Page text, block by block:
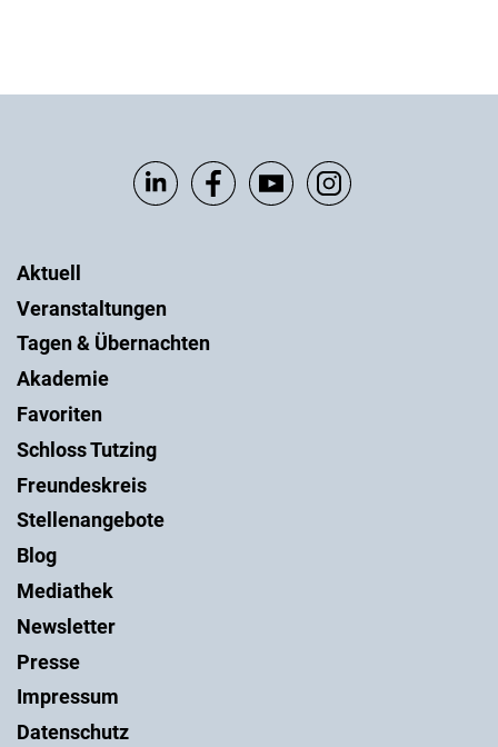
Aktuell
Veranstaltungen
Tagen & Übernachten
Akademie
Favoriten
Schloss Tutzing
Freundeskreis
Stellenangebote
Blog
Mediathek
Newsletter
Presse
Impressum
Datenschutz